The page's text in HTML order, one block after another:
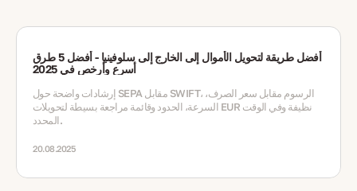
أفضل طريقة لتحويل الأموال إلى الخارج إلى سلوفينيا - أفضل 5 طرق
أسرع وأرخص في 2025
إرشادات واضحة حول SEPA مقابل SWIFT، الرسوم مقابل سعر الصرف،
السرعة، الحدود وقائمة مراجعة بسيطة لتحويلات EUR نظيفة وفي الوقت
المحدد.
20.08.2025